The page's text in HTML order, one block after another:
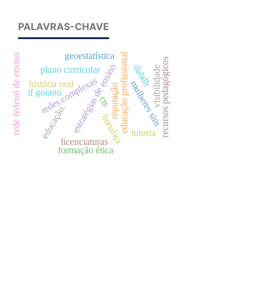
PALAVRAS-CHAVE
educação profissional
estratégias de ensino
redes complexas
plano curricular
história oral
educação. mulheres simrecursos pedagógicos
rede federal de ensino hortaliça
licenciaturas
if goiano reputação
dubdh
formação ética
geoestatística
tutoria
cts visibilidade